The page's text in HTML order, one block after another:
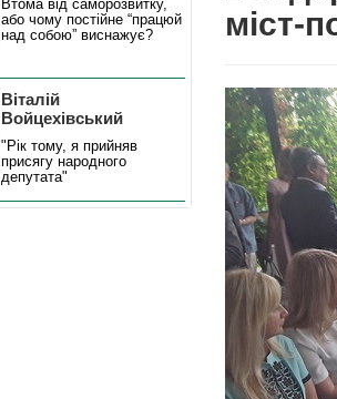
міст-
Втома від саморозвитку,
або чому постійне “працюй
над собою” виснажує?
Віталій
Войцехівський
"Рік тому, я прийняв
присягу народного
депутата"